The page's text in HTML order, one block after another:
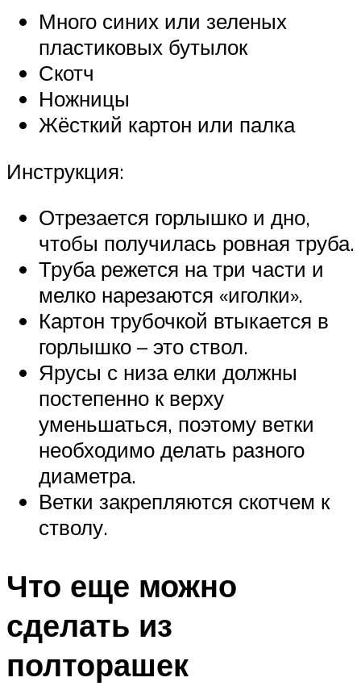
Много синих или зеленых
пластиковых бутылок
Скотч
Ножницы
Жёсткий картон или палка
Инструкция:
Отрезается горлышко и дно,
чтобы получилась ровная труба.
Труба режется на три части и
мелко нарезаются «иголки».
Картон трубочкой втыкается в
горлышко – это ствол.
Ярусы с низа елки должны
постепенно к верху
уменьшаться, поэтому ветки
необходимо делать разного
диаметра.
Ветки закрепляются скотчем к
стволу.
Что еще можно
сделать из
полторашек